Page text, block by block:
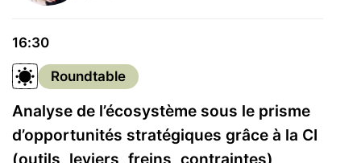
16:30
Roundtable
Analyse de l’écosystème sous le prisme
d’opportunités stratégiques grâce à la CI
(outils, leviers, freins, contraintes)